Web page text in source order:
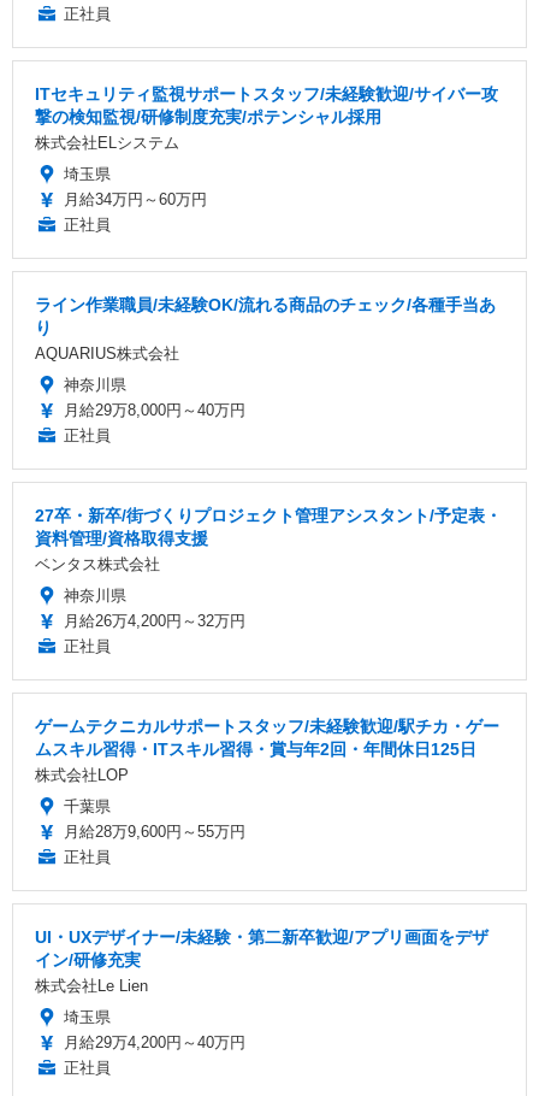
正社員
ITセキュリティ監視サポートスタッフ/未経験歓迎/サイバー攻
撃の検知監視/研修制度充実/ポテンシャル採用
株式会社ELシステム
埼玉県
月給34万円～60万円
正社員
ライン作業職員/未経験OK/流れる商品のチェック/各種手当あ
り
AQUARIUS株式会社
神奈川県
月給29万8,000円～40万円
正社員
27卒・新卒/街づくりプロジェクト管理アシスタント/予定表・
資料管理/資格取得支援
ベンタス株式会社
神奈川県
月給26万4,200円～32万円
正社員
ゲームテクニカルサポートスタッフ/未経験歓迎/駅チカ・ゲー
ムスキル習得・ITスキル習得・賞与年2回・年間休日125日
株式会社LOP
千葉県
月給28万9,600円～55万円
正社員
UI・UXデザイナー/未経験・第二新卒歓迎/アプリ画面をデザ
イン/研修充実
株式会社Le Lien
埼玉県
月給29万4,200円～40万円
正社員